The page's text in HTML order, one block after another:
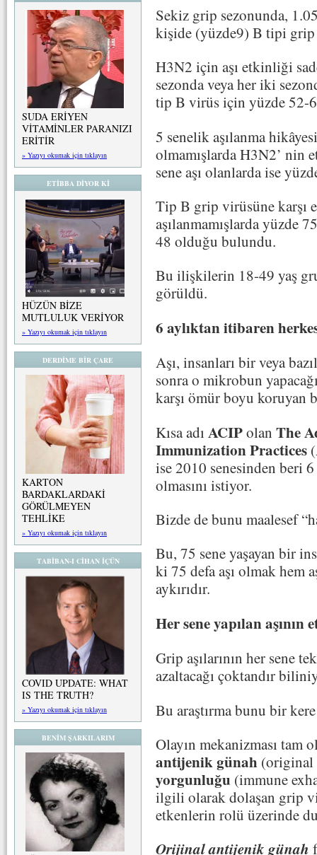
SUDA ERİYEN
VİTAMİNLER PARANIZI
ERİTİR
» Yazıyı okumak için tıklayın
ETİBBA DİYOR Kİ
HÜZÜN BİZE
MUTLULUK VERİYOR
» Yazıyı okumak için tıklayın
DERDİME BİR ÇARE
KARTON
BARDAKLARDAKİ
GÖRÜLMEYEN
TEHLİKE
» Yazıyı okumak için tıklayın
TABİBAN-I CİHAN İÇÜN
COVID UPDATE: WHAT
IS THE TRUTH?
» Yazıyı okumak için tıklayın
BENİM ŞARKILARIM
Sekiz grip sezonunda,
kişide (yüzde9) B tipi
H3N2 için aşı etkinliği
sezonda veya her iki
tip B virüs için yüzde 52-
5 senelik aşılanma
olmamışlarda H3N2’ nin
sene aşı olanlarda ise
Tip B grip virüsüne karşı
aşılanmamışlarda yüzde
48 olduğu bulundu.
Bu ilişkilerin 18-49 yaş
görüldü.
6 aylıktan itibaren
Aşı, insanları bir veya
sonra o mikrobun
karşı ömür boyu koruyan
Kısa adı ACIPolan The
Immunization Practices
ise 2010 senesinden beri
olmasını istiyor.
Bizde de bunu maalesef
Bu, 75 sene yaşayan bir
ki 75 defa aşı olmak hem
aykırıdır.
Her sene yapılan aşının
Grip aşılarının her sene
azaltacağı çoktandır
Bu araştırma bunu bir
Olayın mekanizması
antijenik günah
yorgunluğu (immune
ilgili olarak dolaşan grip
etkenlerin rolü üzerinde
Orijinal antijenik günah